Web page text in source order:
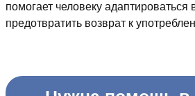
помогает человеку адаптироваться
предотвратить возврат к